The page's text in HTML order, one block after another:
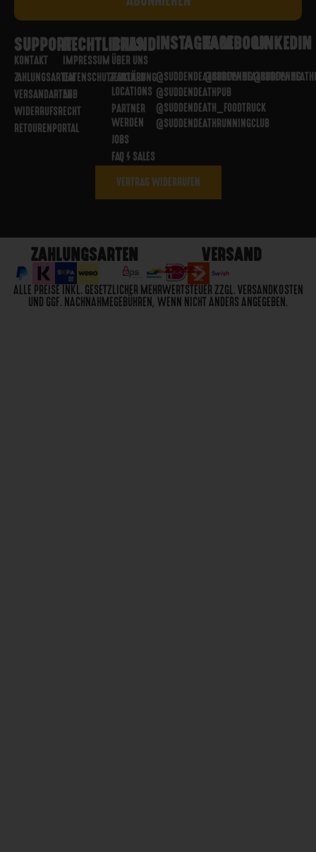
SUPPORT
KONTAKT
ZAHLUNGSARTEN
VERSANDARTEN
WIDERRUFSRECHT
RETOURENPORTAL
RECHTLICHES
IMPRESSUM
DATENSCHUTZERKLÄRUNG
AGB
BRAND
ÜBER UNS
PARTNER
LOCATIONS
PARTNER
WERDEN
JOBS
FAQ / SALES
INSTAGRAM
@SUDDENDEATHBREWING
@SUDDENDEATHPUB
@SUDDENDEATH_FOODTRUCK
@SUDDENDEATHRUNNINGCLUB
FACEBOOK
@SUDDENDEATHBREWING
LINKEDIN
VERTRAG WIDERRUFEN
ZAHLUNGSARTEN VERSAND
ALLE PREISE INKL. GESETZLICHER MEHRWERTSTEUER ZZGL. VERSANDKOSTEN
UND GGF. NACHNAHMEGEBÜHREN, WENN NICHT ANDERS ANGEGEBEN.